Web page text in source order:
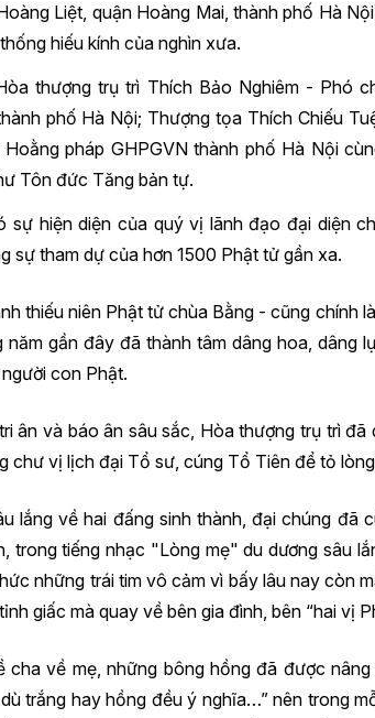
Liệt, quận Hoàng Mai, thành phố Hà
hiếu kính của nghìn xưa.
thượng trụ trì Thích Bảo Nghiêm - Phó
phố Hà Nội; Thượng tọa Thích Chiếu
pháp GHPGVN thành phố Hà Nội
Tôn đức Tăng bản tự.
sự hiện diện của quý vị lãnh đạo đại diện
sự tham dự của hơn 1500 Phật tử gần xa.
thiếu niên Phật tử chùa Bằng - cũng chính
năm gần đây đã thành tâm dâng hoa, dâng
con Phật.
ân và báo ân sâu sắc, Hòa thượng trụ trì
chư vị lịch đại Tổ sư, cúng Tổ Tiên để tỏ
lắng về hai đấng sinh thành, đại chúng đã
trong tiếng nhạc "Lòng mẹ" du dương sâu
những trái tim vô cảm vì bấy lâu nay còn
giấc mà quay về bên gia đình, bên “hai vị
cha về mẹ, những bông hồng đã được
trắng hay hồng đều ý nghĩa…” nên trong